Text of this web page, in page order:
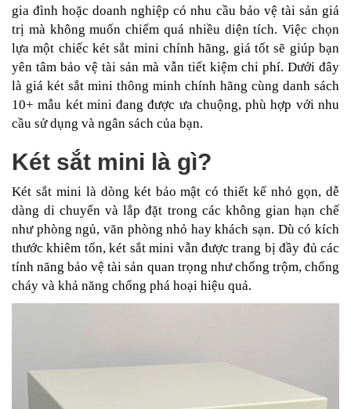
gia đình hoặc doanh nghiệp có nhu cầu bảo vệ tài sản giá
trị mà không muốn chiếm quá nhiều diện tích. Việc chọn
lựa một chiếc két sắt mini chính hãng, giá tốt sẽ giúp bạn
yên tâm bảo vệ tài sản mà vẫn tiết kiệm chi phí. Dưới đây
là giá két sắt mini thông minh chính hãng cùng danh sách
10+ mẫu két mini đang được ưa chuộng, phù hợp với nhu
cầu sử dụng và ngân sách của bạn.
Két sắt mini là gì?
Két sắt mini là dòng két bảo mật có thiết kế nhỏ gọn, dễ
dàng di chuyển và lắp đặt trong các không gian hạn chế
như phòng ngủ, văn phòng nhỏ hay khách sạn. Dù có kích
thước khiêm tốn, két sắt mini vẫn được trang bị đầy đủ các
tính năng bảo vệ tài sản quan trọng như chống trộm, chống
cháy và khả năng chống phá hoại hiệu quả.